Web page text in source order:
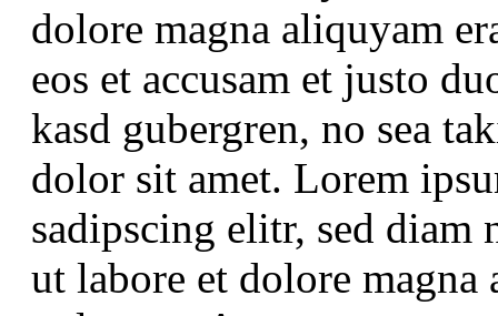
dolore magna aliquyam
eos et accusam et justo
kasd gubergren, no sea
dolor sit amet. Lorem
sadipscing elitr, sed
ut labore et dolore magna